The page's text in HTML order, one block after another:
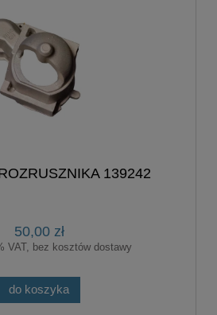
139242
50,00 zł
VAT, bez kosztów dostawy
do koszyka